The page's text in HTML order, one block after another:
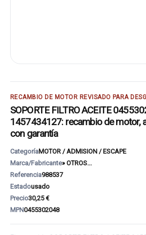
RECAMBIO DE MOTOR REVISADO PARA
SOPORTE FILTRO ACEITE
1457434127: recambio de motor,
con garantía
CategoríaMOTOR / ADMISION / ESCAPE
Marca/Fabricante» OTROS...
Referencia988537
Estadousado
Precio30,25 €
MPN0455302048